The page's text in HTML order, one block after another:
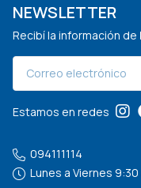
NEWSLETTER
Recibí la información de
Estamos en redes
094111114
Lunes a Viernes